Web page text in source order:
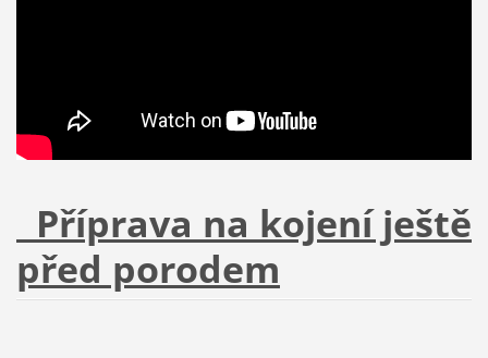
Příprava na kojení ještě
před porodem